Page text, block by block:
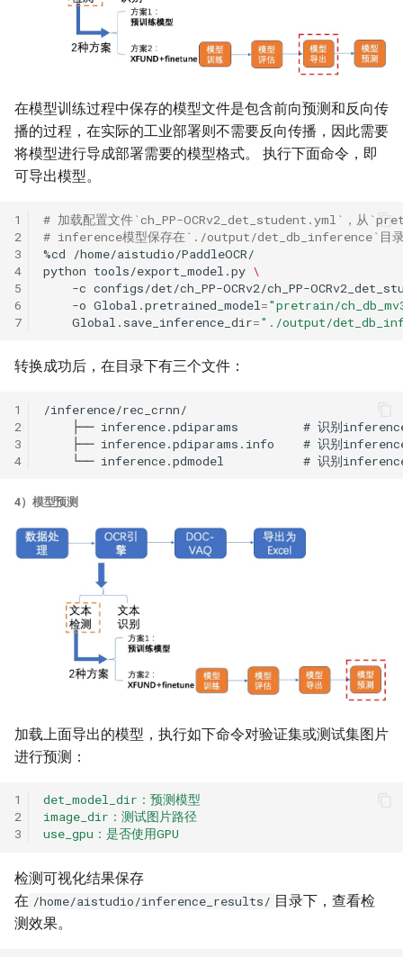
在模型训练过程中保存的模型文件是包含前向预测和反向传
播的过程，在实际的工业部署则不需要反向传播，因此需要
将模型进行导成部署需要的模型格式。 执行下面命令，即
可导出模型。
1
2
3
4
5
6
7
# 加载配置文件`ch_PP-OCRv2_det_student.yml`，从
# inference模型保存在`./output/det_db_inference`目
%cd
python tools/export_model.py \
-c configs/det/ch_PP-OCRv2/ch_PP-
-o Global.pretrained_model ="pretrain/
Global.save_inference_dir="./output/
转换成功后，在目录下有三个文件：
1
2
3
4
4）模型预测
加载上面导出的模型，执行如下命令对验证集或测试集图片
进行预测：
1
2
3
det_model_dir：预测模型
image_dir：测试图片路径
use_gpu：是否使用GPU
检测可视化结果保存
在 /home/aistudio/inference_results/ 目录下，查看检
测效果。